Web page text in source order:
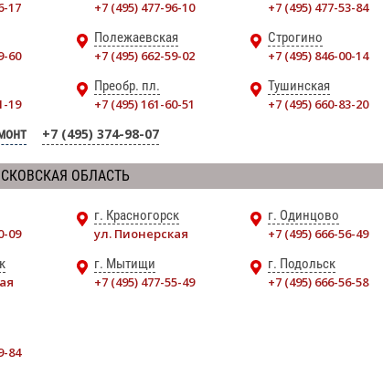
17
+7 (495) 477-96-10
+7 (495) 477-53-84
60
Полежаевская
+7 (495) 662-59-02
Строгино
+7 (495) 846-00-14
19
Преобр. пл.
+7 (495) 161-60-51
Тушинская
+7 (495) 660-83-20
+7 (495) 374-98-07
ОБЛАСТЬ
09
г. Красногорск
ул. Пионерская
г. Одинцово
+7 (495) 666-56-49
г. Мытищи
+7 (495) 477-55-49
г. Подольск
+7 (495) 666-56-58
84